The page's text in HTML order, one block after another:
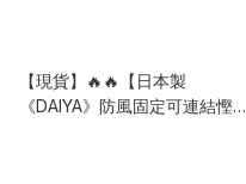
【現貨】🔥🔥【日本製
《DAIYA》防風固定可連結慳位